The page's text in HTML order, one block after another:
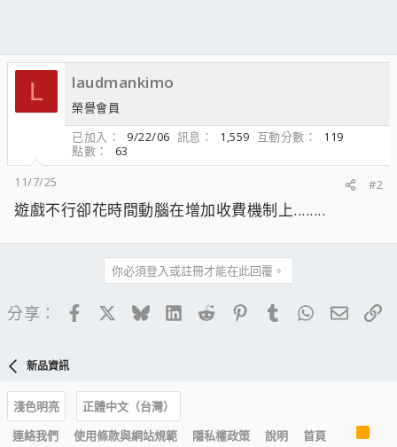
L laudmankimo
榮譽會員
已加入
9/22/06 訊息 1,559 互動分數
119
點數
63
11/7/25
#2
遊戲不行卻花時間動腦在增加收費機制上........
你必須登入或註冊才能在此回覆。
分享： FacebookBlueskyLinkedIn
Reddit PinterestTumblrWhatsApp
電子
新品資訊
淺色明亮
正體中文（台灣）
連絡我們
使用條款與網站規範 隱私權政策 說明 首頁